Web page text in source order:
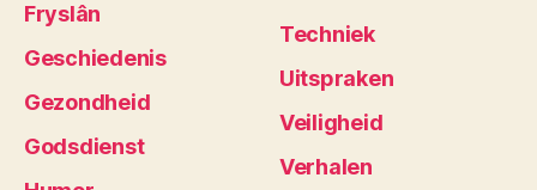
Fryslân
Geschiedenis
Gezondheid
Godsdienst
Techniek
Uitspraken
Veiligheid
Verhalen